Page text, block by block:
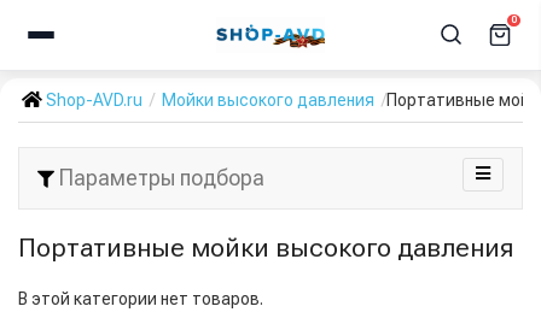
0
Shop-AVD.ru Мойки высокого давления Портативные
Параметры подбора
Портативные мойки высокого давления
В этой категории нет товаров.